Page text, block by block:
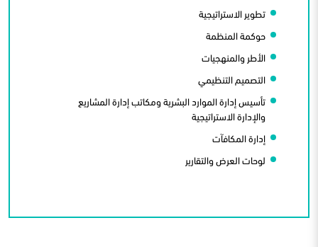
تطوير الاستراتيجية
حوكمة المنظمة
الأطر والمنهجيات
التصميم التنظيمي
تأسيس إدارة الموارد البشرية ومكاتب إدارة المشاريع
والإدارة الاستراتيجية
إدارة المكافآت
لوحات العرض والتقارير